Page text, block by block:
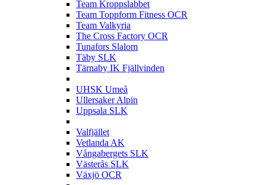
Team Kroppslabbet
Team Toppform Fitness OCR
Team Valkyria
The Cross Factory OCR
Tunafors Slalom
Täby SLK
Tärnaby IK Fjällvinden
UHSK Umeå
Ullersaker Alpin
Uppsala SLK
Valfjället
Vetlanda AK
Vångabergets SLK
Västerås SLK
Växjö OCR